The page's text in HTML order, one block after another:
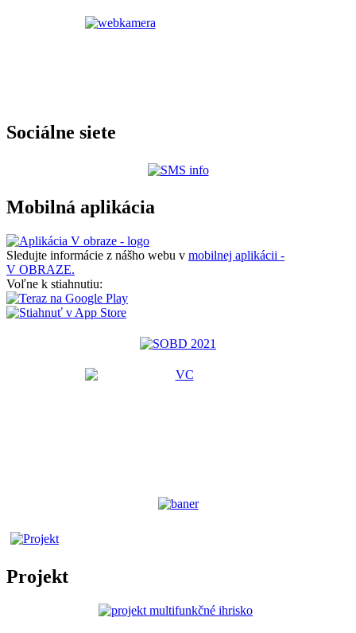
Sociálne siete
Mobilná aplikácia
Sledujte informácie z nášho webu v mobilnej aplikácii -
V OBRAZE.
Voľne k stiahnutiu:
Projekt